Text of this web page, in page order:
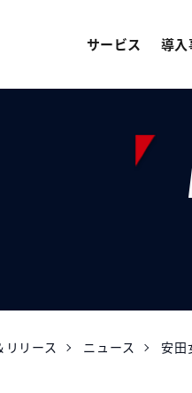
サービス 導入
リリース ニュース 安田